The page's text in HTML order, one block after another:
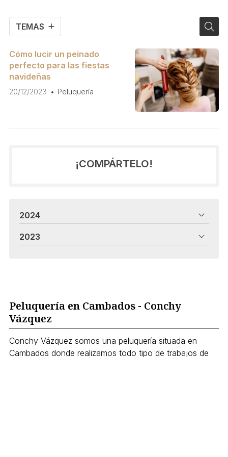
TEMAS
Cómo lucir un peinado
perfecto para las fiestas
navideñas
20/12/2023 Peluquería
¡COMPÁRTELO!
2024
2023
Peluquería en Cambados - Conchy
Vázquez
Conchy Vázquez somos una peluquería situada en
Cambados donde realizamos todo tipo de trabajos de